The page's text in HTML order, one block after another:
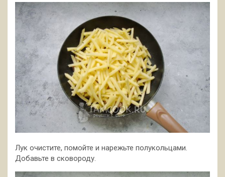
Лук очистите, помойте и нарежьте полукольцами.
Добавьте в сковороду.